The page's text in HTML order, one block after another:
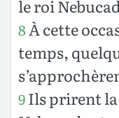
le roi
8À cette
temps,
9Ils prirent